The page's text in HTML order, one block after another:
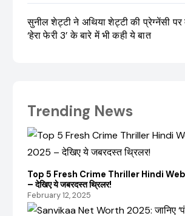
सुनील शेट्टी ने अथिया शेट्टी की प्रेग्नेंसी पर
‘हेरा फेरी 3’ के बारे में भी कही ये बात
Trending News
Top 5 Fresh Crime Thriller Hindi
– देखिए ये जबरदस्त थ्रिलर!
February 12, 2025